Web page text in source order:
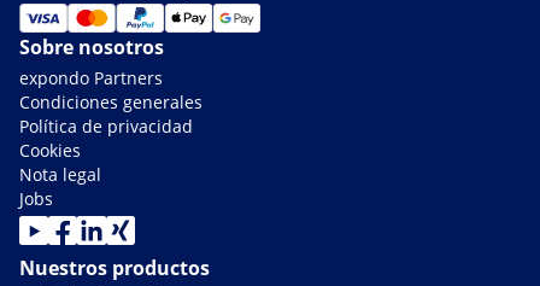
Sobre nosotros
expondo Partners
Condiciones generales
Política de privacidad
Cookies
Nota legal
Jobs
Nuestros productos